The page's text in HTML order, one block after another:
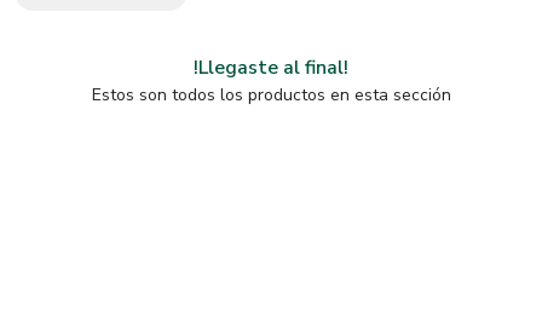
!Llegaste al final!
Estos son todos los productos en esta sección